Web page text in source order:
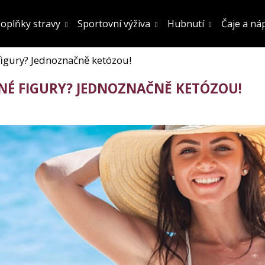
stravy Sportovní výživa Hubnutí Čaje a
Jednoznačně ketózou!
FIGURY? JEDNOZNAČNĚ KETÓZOU!
Co potřebujete najít?
Doporučujeme
FATBURN DOPLNĚK STRAVY
SÓJOVÝ
OCHUCENÍ